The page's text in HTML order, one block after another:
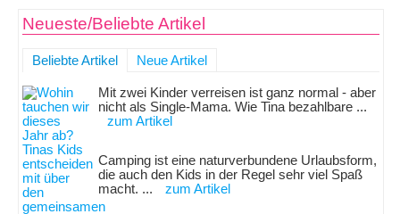
Neueste/Beliebte Artikel
Beliebte Artikel Neue Artikel
Mit zwei Kinder verreisen ist ganz normal - aber
nicht als Single-Mama. Wie Tina bezahlbare ...
zum Artikel
Camping ist eine naturverbundene Urlaubsform,
die auch den Kids in der Regel sehr viel Spaß
macht. ...
zum Artikel